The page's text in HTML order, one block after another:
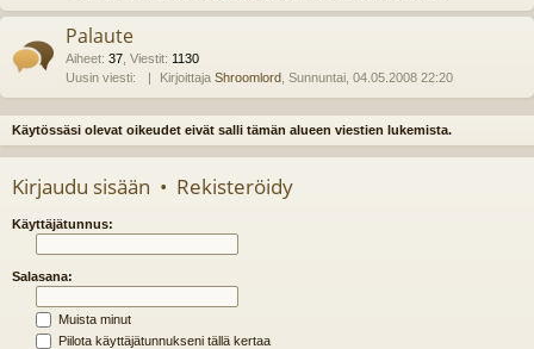
Palaute
Aiheet: 37 Viestit: 1130
Uusin viesti:
Kirjoittaja Shroomlord , Sunnuntai, 04.05.2008 22:20
Käytössäsi olevat oikeudet eivät salli tämän alueen viestien lukemista.
Kirjaudu sisään • Rekisteröidy
Käyttäjätunnus:
Salasana:
Muista minut
Piilota käyttäjätunnukseni tällä kertaa